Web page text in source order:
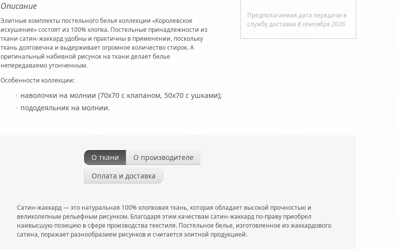
Описание
Элитные комплекты постельного белья коллекции «Королевское
искушение» состоят из 100% хлопка. Постельные принадлежности из
ткани сатин-жаккард удобны и практичны в применении, поскольку
ткань долговечна и выдерживает огромное количество стирок. А
оригинальный набивной рисунок на ткани делает белье
непередаваемо утонченным.
Особенности коллекции:
наволочки на молнии (70х70 с клапаном, 50х70 с ушками);
пододеяльник на молнии.
Предполагаемая дата передачи в
службу доставки 8 сентября 2026
О ткани
О производителе
Оплата и доставка
Сатин-жаккард — это натуральная 100% хлопковая ткань, которая обладает высокой прочностью и
великолепным рельефным рисунком. Благодаря этим качествам сатин-жаккард по-праву приобрел
наивысшую позицию в сфере производства текстиля. Постельное белье, изготовленное из жаккардового
сатина, поражает разнообразием рисунков и считается элитной продукцией.